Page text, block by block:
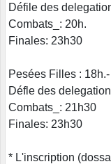
Défile des
Combats_: 20h.
Finales: 23h30
Pesées Filles :
Défle des
Combats_: 21h30
Finales: 23h30
* L'inscription